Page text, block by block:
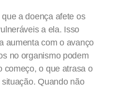
a doença afete os
a ela. Isso
aumenta com o avanço
no organismo podem
começo, o que atrasa o
Quando não